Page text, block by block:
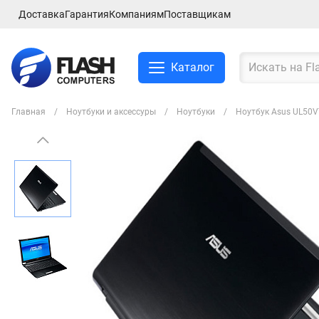
ДоставкаГарантияКомпаниямПоставщикам
Каталог
Главная Ноутбуки и аксессуры Ноутбуки Ноутбук Asus
Ноутбуки и аксессуры
Компьютеры и
комплектующие
Сетевое оборудование
ТВ, Аудио и Видео